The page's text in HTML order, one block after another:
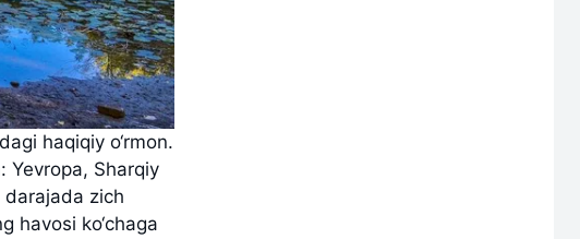
haqiqiy o‘rmon.
Yevropa, Sharqiy
darajada zich
havosi ko‘chaga